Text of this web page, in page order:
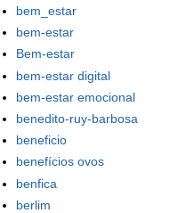
bem_estar
bem-estar
Bem-estar
bem-estar digital
bem-estar emocional
benedito-ruy-barbosa
beneficio
benefícios ovos
benfica
berlim